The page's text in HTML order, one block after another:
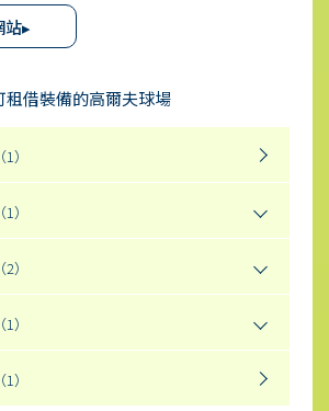
站▸
租借裝備的高爾夫球場
（1）
（1）
（2）
（1）
（1）